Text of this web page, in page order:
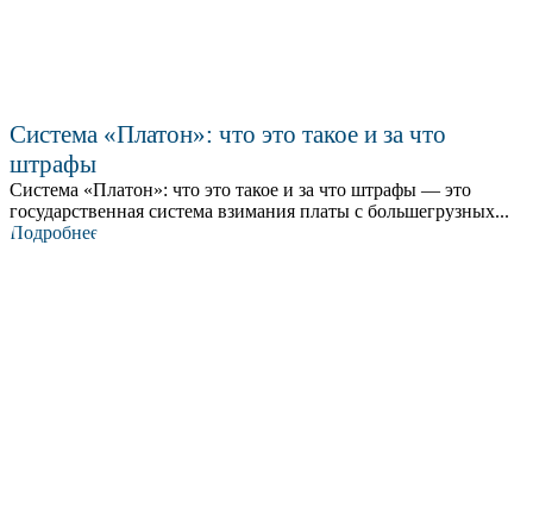
Система «Платон»: что это такое и за что
штрафы
Система «Платон»: что это такое и за что штрафы — это
государственная система взимания платы с большегрузных...
Подробнее